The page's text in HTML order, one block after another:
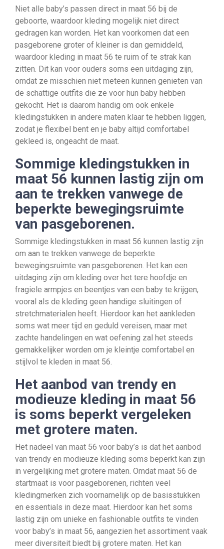
Niet alle baby’s passen direct in maat 56 bij de
geboorte, waardoor kleding mogelijk niet direct
gedragen kan worden. Het kan voorkomen dat een
pasgeborene groter of kleiner is dan gemiddeld,
waardoor kleding in maat 56 te ruim of te strak kan
zitten. Dit kan voor ouders soms een uitdaging zijn,
omdat ze misschien niet meteen kunnen genieten van
de schattige outfits die ze voor hun baby hebben
gekocht. Het is daarom handig om ook enkele
kledingstukken in andere maten klaar te hebben liggen,
zodat je flexibel bent en je baby altijd comfortabel
gekleed is, ongeacht de maat.
Sommige kledingstukken in
maat 56 kunnen lastig zijn om
aan te trekken vanwege de
beperkte bewegingsruimte
van pasgeborenen.
Sommige kledingstukken in maat 56 kunnen lastig zijn
om aan te trekken vanwege de beperkte
bewegingsruimte van pasgeborenen. Het kan een
uitdaging zijn om kleding over het tere hoofdje en
fragiele armpjes en beentjes van een baby te krijgen,
vooral als de kleding geen handige sluitingen of
stretchmaterialen heeft. Hierdoor kan het aankleden
soms wat meer tijd en geduld vereisen, maar met
zachte handelingen en wat oefening zal het steeds
gemakkelijker worden om je kleintje comfortabel en
stijlvol te kleden in maat 56.
Het aanbod van trendy en
modieuze kleding in maat 56
is soms beperkt vergeleken
met grotere maten.
Het nadeel van maat 56 voor baby’s is dat het aanbod
van trendy en modieuze kleding soms beperkt kan zijn
in vergelijking met grotere maten. Omdat maat 56 de
startmaat is voor pasgeborenen, richten veel
kledingmerken zich voornamelijk op de basisstukken
en essentials in deze maat. Hierdoor kan het soms
lastig zijn om unieke en fashionable outfits te vinden
voor baby’s in maat 56, aangezien het assortiment vaak
meer diversiteit biedt bij grotere maten. Het kan